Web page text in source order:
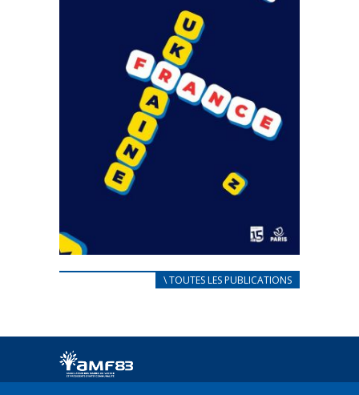
CARNET D’ACCUEIL
Afin d’accompagner au mieux les réfugiés
FEUILLETER
\ TOUTES LES PUBLICATIONS